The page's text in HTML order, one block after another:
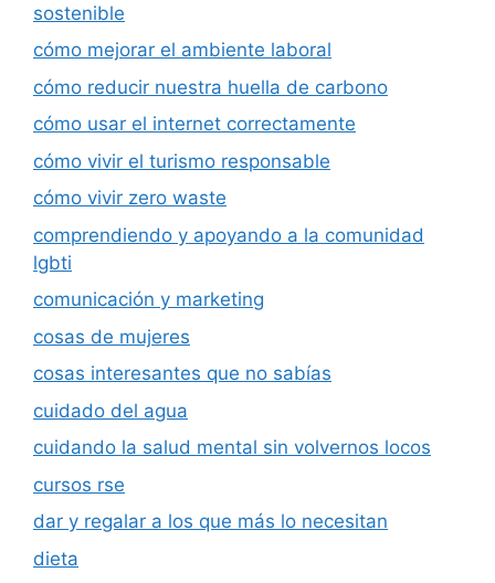
sostenible
cómo mejorar el ambiente laboral
cómo reducir nuestra huella de carbono
cómo usar el internet correctamente
cómo vivir el turismo responsable
cómo vivir zero waste
comprendiendo y apoyando a la comunidad
lgbti
comunicación y marketing
cosas de mujeres
cosas interesantes que no sabías
cuidado del agua
cuidando la salud mental sin volvernos locos
cursos rse
dar y regalar a los que más lo necesitan
dieta